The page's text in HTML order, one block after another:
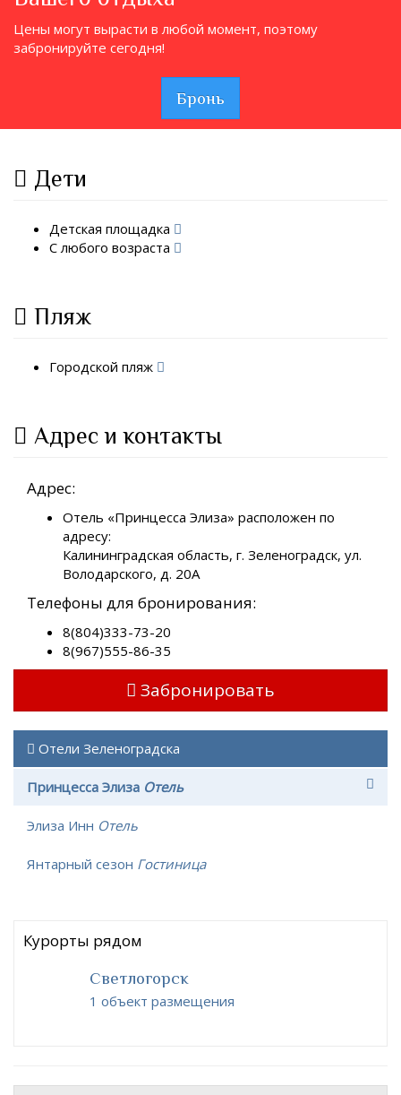
Цены могут вырасти в любой момент, поэтому
забронируйте сегодня!
Бронь
Дети
Детская площадка
С любого возраста
Пляж
Городской пляж
Адрес и контакты
Адрес:
Отель «Принцесса Элиза» расположен по
адресу:
Калининградская область, г. Зеленоградск, ул.
Володарского, д. 20А
Телефоны для бронирования:
8(804)333-73-20
8(967)555-86-35
Забронировать
Отели Зеленоградска
Принцесса Элиза Отель
Элиза Инн Отель
Янтарный сезон Гостиница
Курорты рядом
Светлогорск
1 объект размещения